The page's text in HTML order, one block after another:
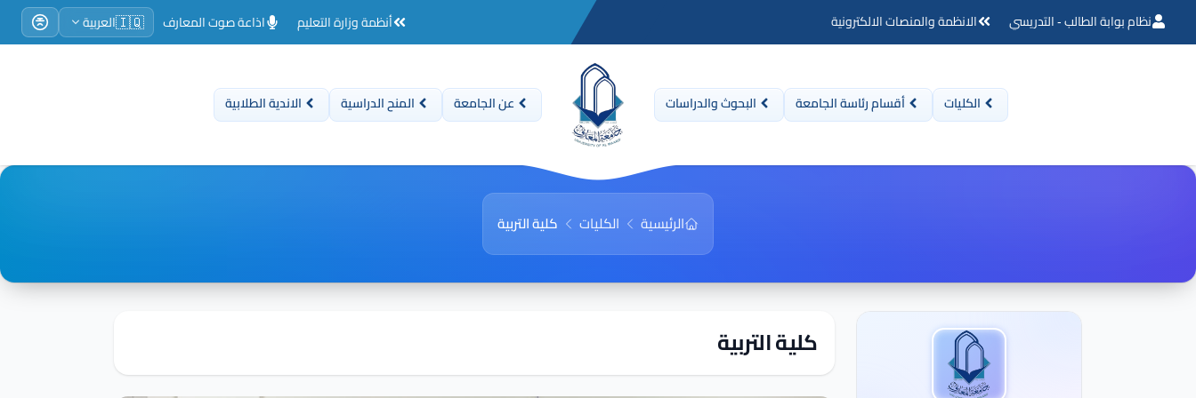
نظام بوابة الطالب - التدريسي الانظمة والمنصات الالكترونية أنظمة وزارة التعليم اذاعة صوت المعارف 🇮🇶العربية
الكليات أقسام رئاسة الجامعة البحوث والدراسات عن الجامعة المنح الدراسية الاندية الطلابية
الرئيسية الكليات كلية التربية
كلية التربية